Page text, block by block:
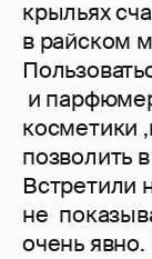
крыльях
в райском
и
косметики
позволить
Встретили
не
очень